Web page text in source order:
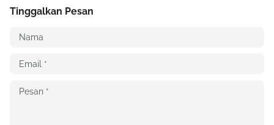
Tinggalkan Pesan